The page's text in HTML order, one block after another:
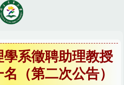
系徵聘助理教授
（第二次公告）